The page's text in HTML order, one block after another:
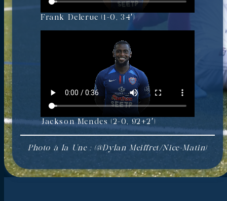
Frank Delerue (1-0, 34′)
Jackson Mendes (2-0, 92+2′)
Photo à la Une : (@Dylan Meiffret/Nice-Matin)